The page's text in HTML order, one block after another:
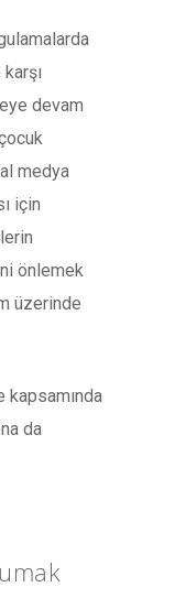
devam
medya
için
önlemek
üzerinde
kapsamında
da